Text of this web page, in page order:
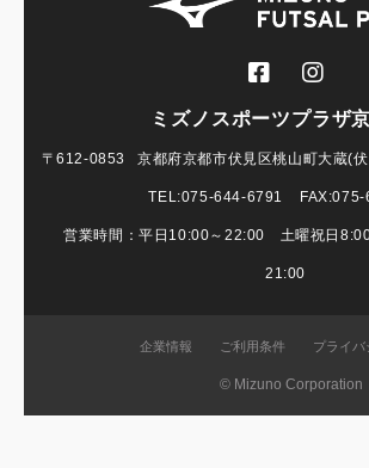
ミズノスポーツプラザ
〒612-0853 京都府京都市伏見区桃山町大蔵(
TEL:075-644-6791
営業時間：平日10:00～22:00 土曜祝日
21:00
企業情報 ご利用条件 プライバ
© Mizuno Corporation